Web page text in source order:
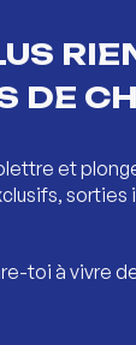
DE
et
sorties
toi à vivre